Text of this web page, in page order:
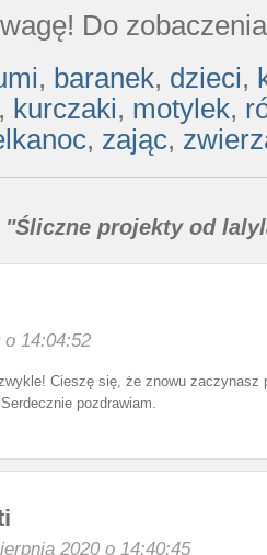
Do
, baranek, dzieci,
kurczaki, motylek,
, zając,
"Śliczne projekty od
14:04:52
Cieszę się, że znowu zaczynasz
pozdrawiam.
2020 o 14:40:45